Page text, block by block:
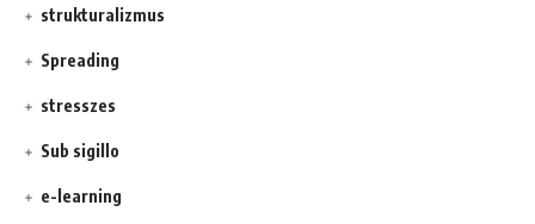
strukturalizmus
Spreading
stresszes
Sub sigillo
e-learning